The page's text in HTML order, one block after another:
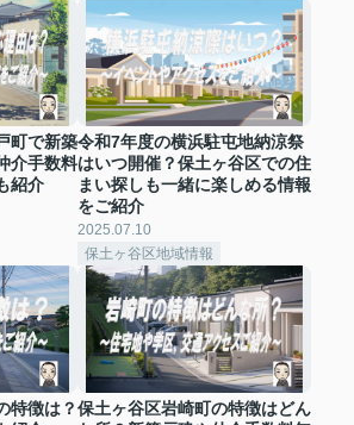
町で新築
介手数料
紹介
令和7年度の横浜駐屯地納涼祭
はいつ開催？保土ヶ谷区での住
まい探しも一緒に楽しめる情報
をご紹介
2025.07.10
保土ヶ谷区地域情報
特徴は？保土ヶ谷区岩崎町の特徴はどん